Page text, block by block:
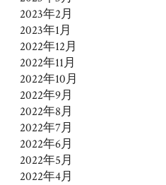
2023年2月
2023年1月
2022年12月
2022年11月
2022年10月
2022年9月
2022年8月
2022年7月
2022年6月
2022年5月
2022年4月